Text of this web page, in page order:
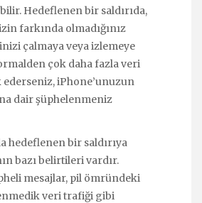
Hedeflenen bir saldırıda,
farkında olmadığınız
çalmaya veya izlemeye
çok daha fazla veri
ederseniz, iPhone’unuzun
dair şüphelenmeniz
hedeflenen bir saldırıya
bazı belirtileri vardır.
mesajlar, pil ömründeki
veri trafiği gibi